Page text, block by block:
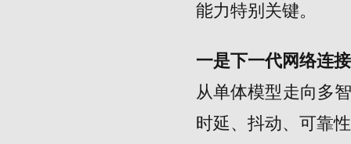
能力特别关键。
一是下一代网络连
从单体模型走向多
时延、抖动、可靠